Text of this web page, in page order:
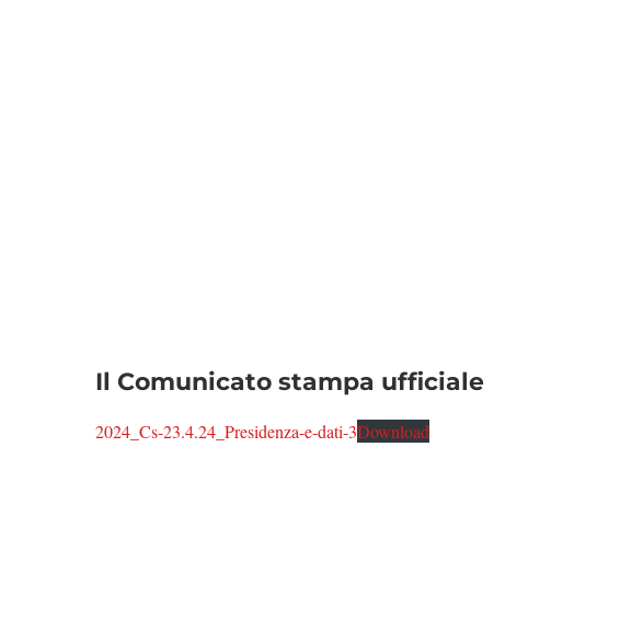
Il Comunicato stampa ufficiale
2024_Cs-23.4.24_Presidenza-e-dati-3Download